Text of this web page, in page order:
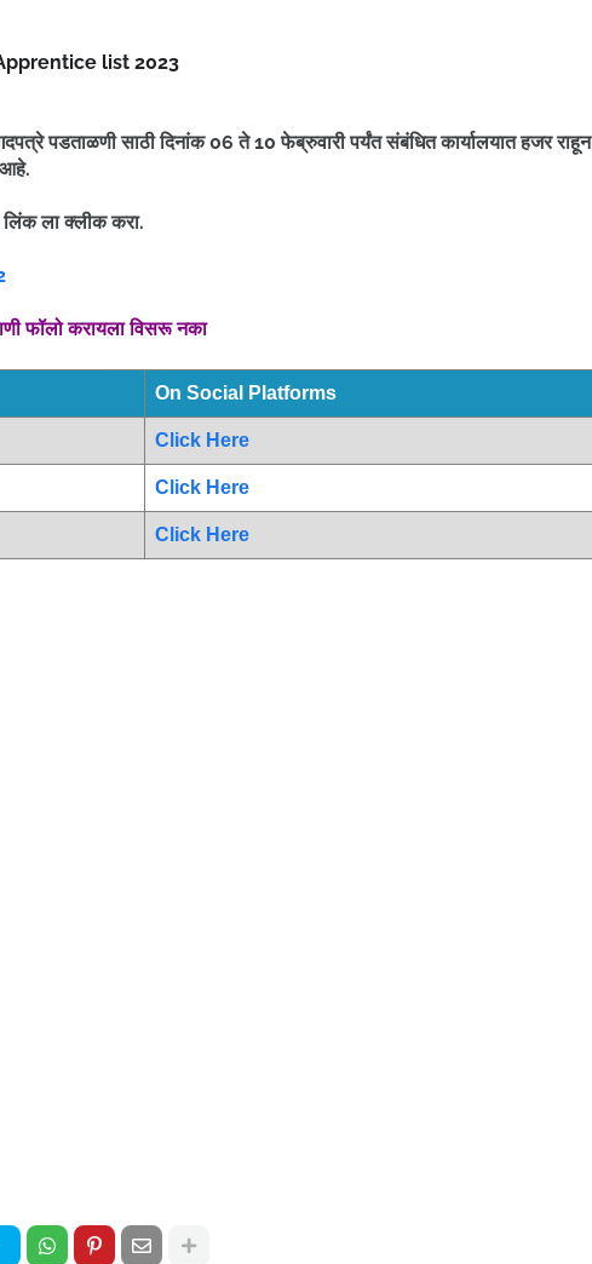
list 2023
पडताळणी साठी दिनांक 06 ते 10 फेब्रुवारी पर्यंत संबंधित कार्यालयात हजर राहून
ला क्लीक करा.
फॉलो करायला विसरू नका
On Social Platforms
Click Here
Click Here
Click Here